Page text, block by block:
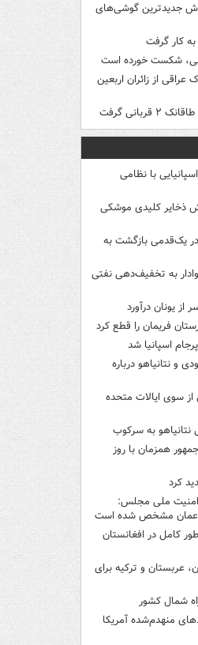
جدیدترین گوشی‌های
به کار گرفت
شکست خورده است
از زائران اربعین
گرفت
با نظامی
ذخایر کلیدی موشکی
در یک‌قدمی بازگشت به
به تخفیف‌دهی نفتی
از یونان درآورد
فریمان را قطع کرد
اسپانیا شد
و نتانیاهو درباره
از سوی ایالات متحده
نتانیاهو به سرکوب
همزمان با روز
کرد
ملی مجلس:
عمان مشخص شده است
کامل در افغانستان
عربستان و ترکیه برای
شمال کشور
منهدم‌شده آمریکا